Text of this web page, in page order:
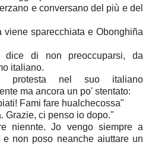
e conversano del più e del
viene sparecchiata e Obonghiña
dice di non preoccuparsi, da
italiano.
protesta nel suo italiano
ma ancora un po' stentato:
Fami fare hualchecossa"
Grazie, ci penso io dopo."
niennte. Jo vengo siempre a
non poso neanche aiuttare un